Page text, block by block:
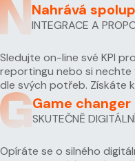
Nahrává
INTEGRACE A
Sledujte on-line své KPI
reportingu nebo si
dle svých potřeb. Získáte
Game changer
SKUTEČNĚ DIGITÁLNÍ
Opíráte se o silného